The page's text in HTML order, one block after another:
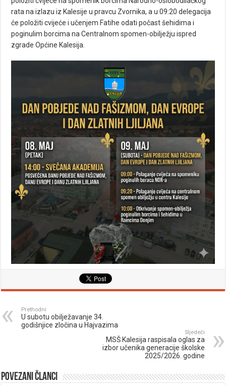
rata na izlazu iz Kalesije u pravcu Zvornika, a u 09:20 delegacija
će položiti cvijeće i učenjem Fatihe odati počast šehidima i
poginulim borcima na Centralnom spomen-obilježju ispred
zgrade Općine Kalesija.
Prethodni
U subotu obilježavanje 34.
godišnjice zločina u Hajvazima
Sljedeći
MSŠ Kalesija raspisala oglas za
izbor učenika generacije školske
2025/2026. godine
Povezani članci